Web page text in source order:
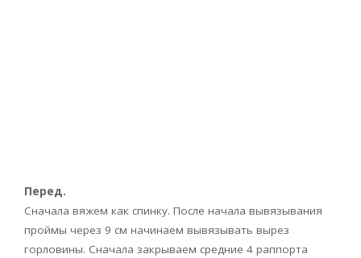
Перед.
Сначала вяжем как спинку. После начала вывязывания
проймы через 9 см начинаем вывязывать вырез
горловины. Сначала закрываем средние 4 раппорта